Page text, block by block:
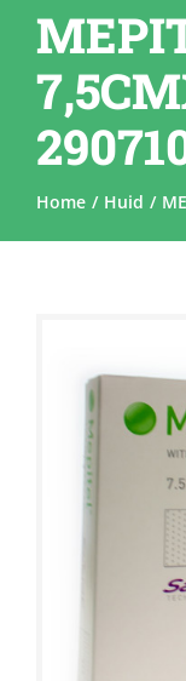
Blog
Diensten
Home Huid